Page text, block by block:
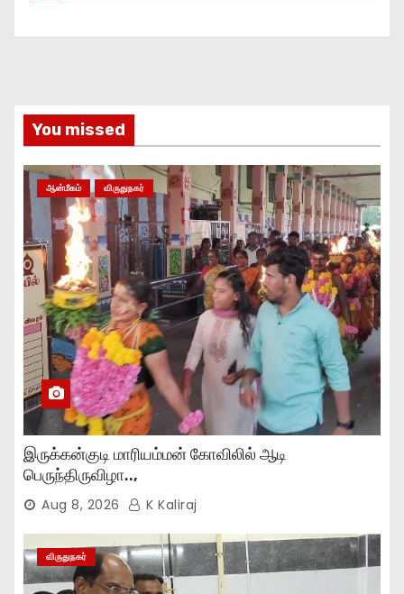
You missed
ஆன்மீகம் விருதுநகர்
இருக்கன்குடி மாரியம்மன் கோவிலில் ஆடி
பெருந்திருவிழா..,
Aug 8, 2026 K Kaliraj
விருதுநகர்